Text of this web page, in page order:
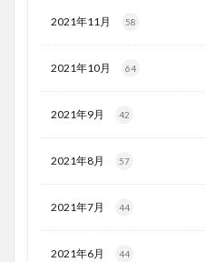
2021年11月 58
2021年10月 64
2021年9月 42
2021年8月 57
2021年7月 44
2021年6月 44